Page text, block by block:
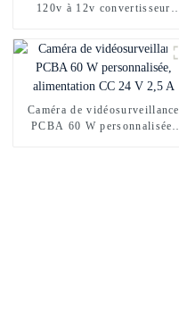
120v à 12v convertisseur
Caméra de vidéosurveillance
PCBA 60 W personnalisée,